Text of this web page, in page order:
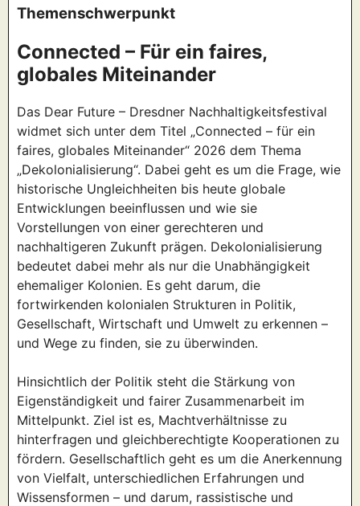
Themenschwerpunkt
Connected – Für ein faires,
globales Miteinander
Das Dear Future – Dresdner Nachhaltigkeitsfestival
widmet sich unter dem Titel „Connected – für ein
faires, globales Miteinander“ 2026 dem Thema
„Dekolonialisierung“. Dabei geht es um die Frage, wie
historische Ungleichheiten bis heute globale
Entwicklungen beeinflussen und wie sie
Vorstellungen von einer gerechteren und
nachhaltigeren Zukunft prägen. Dekolonialisierung
bedeutet dabei mehr als nur die Unabhängigkeit
ehemaliger Kolonien. Es geht darum, die
fortwirkenden kolonialen Strukturen in Politik,
Gesellschaft, Wirtschaft und Umwelt zu erkennen –
und Wege zu finden, sie zu überwinden.
Hinsichtlich der Politik steht die Stärkung von
Eigenständigkeit und fairer Zusammenarbeit im
Mittelpunkt. Ziel ist es, Machtverhältnisse zu
hinterfragen und gleichberechtigte Kooperationen zu
fördern. Gesellschaftlich geht es um die Anerkennung
von Vielfalt, unterschiedlichen Erfahrungen und
Wissensformen – und darum, rassistische und